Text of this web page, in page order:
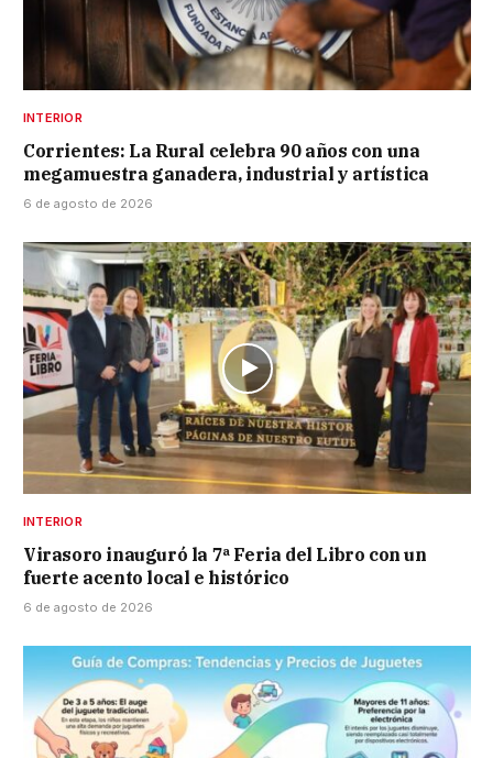
INTERIOR
Corrientes: La Rural celebra 90 años con una
megamuestra ganadera, industrial y artística
6 de agosto de 2026
INTERIOR
Virasoro inauguró la 7ª Feria del Libro con un
fuerte acento local e histórico
6 de agosto de 2026